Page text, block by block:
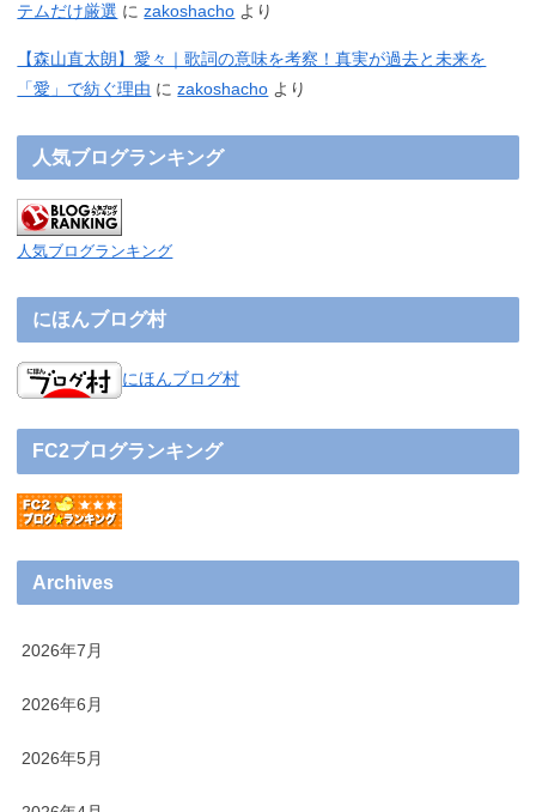
テムだけ厳選 にzakoshacho より
【森山直太朗】愛々｜歌詞の意味を考察！真実が過去と未来を
「愛」で紡ぐ理由 にzakoshacho より
人気ブログランキング
人気ブログランキング
にほんブログ村
にほんブログ村
FC2ブログランキング
Archives
2026年7月
2026年6月
2026年5月